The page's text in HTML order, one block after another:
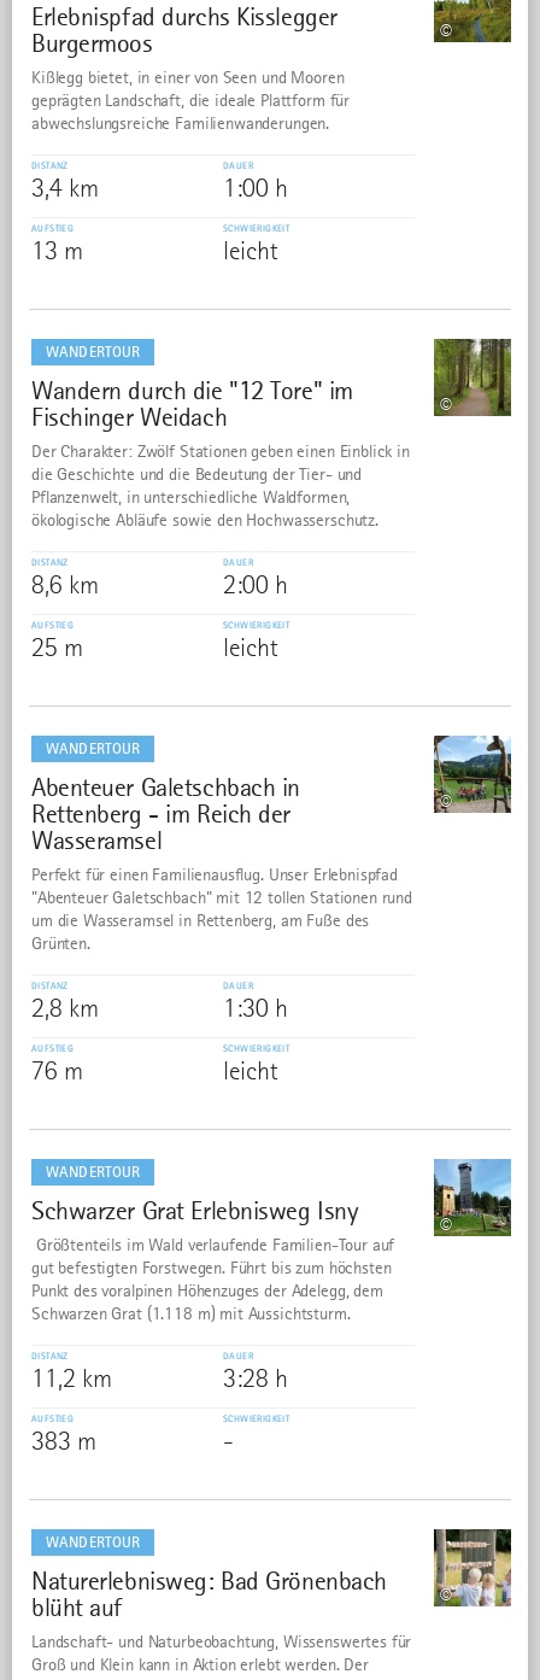
3
Erlebnispfad durchs Kisslegger
Burgermoos
©
Kißlegg bietet, in einer von Seen und Mooren
geprägten Landschaft, die ideale Plattform für
abwechslungsreiche Familienwanderungen.
DISTANZ
3,4 km
DAUER
1:00 h
AUFSTIEG
13 m
SCHWIERIGKEIT
leicht
WANDERTOUR
4
Wandern durch die "12 Tore" im
Fischinger Weidach
©
Der Charakter: Zwölf Stationen geben einen Einblick in
die Geschichte und die Bedeutung der Tier- und
Pflanzenwelt, in unterschiedliche Waldformen,
ökologische Abläufe sowie den Hochwasserschutz.
DISTANZ
8,6 km
DAUER
2:00 h
AUFSTIEG
25 m
SCHWIERIGKEIT
leicht
dazu
WANDERTOUR
5
Abenteuer Galetschbach in
Rettenberg - im Reich der
Wasseramsel
©
Perfekt für einen Familienausflug. Unser Erlebnispfad
"Abenteuer Galetschbach" mit 12 tollen Stationen rund
um die Wasseramsel in Rettenberg, am Fuße des
Grünten.
DISTANZ
2,8 km
DAUER
1:30 h
AUFSTIEG
76 m
SCHWIERIGKEIT
leicht
dazu
WANDERTOUR
6
Schwarzer Grat Erlebnisweg Isny
©
Größtenteils im Wald verlaufende Familien-Tour auf
gut befestigten Forstwegen. Führt bis zum höchsten
Punkt des voralpinen Höhenzuges der Adelegg, dem
Schwarzen Grat (1.118 m) mit Aussichtsturm.
DISTANZ
11,2 km
DAUER
3:28 h
AUFSTIEG
383 m
SCHWIERIGKEIT
-
dazu
WANDERTOUR
7
Naturerlebnisweg: Bad Grönenbach
blüht auf
©
Landschaft- und Naturbeobachtung, Wissenswertes für
Groß und Klein kann in Aktion erlebt werden. Der
dazu